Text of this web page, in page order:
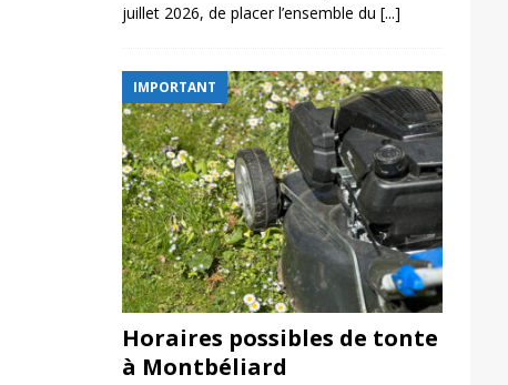
juillet 2026, de placer l’ensemble du [...]
IMPORTANT
Horaires possibles de tonte
à Montbéliard